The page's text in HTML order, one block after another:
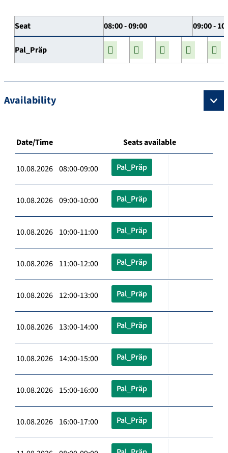
Seat 08:00 - 09:00 09:00 -
Pal_Präp
Availability
Date/Time Seats available
10.08.2026 08:00-09:00 Pal_Präp
10.08.2026 09:00-10:00 Pal_Präp
10.08.2026 10:00-11:00 Pal_Präp
10.08.2026 11:00-12:00 Pal_Präp
10.08.2026 12:00-13:00 Pal_Präp
10.08.2026 13:00-14:00 Pal_Präp
10.08.2026 14:00-15:00 Pal_Präp
10.08.2026 15:00-16:00 Pal_Präp
10.08.2026 16:00-17:00 Pal_Präp